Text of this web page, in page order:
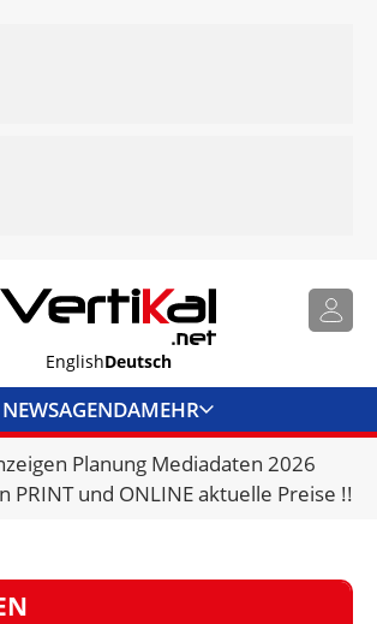
EnglishDeutsch
NEWSAGENDAMEHR
BRANCHENLINKS
VERMIETER
Planung Mediadaten 2026
PRINT und ONLINE aktuelle Preise !!